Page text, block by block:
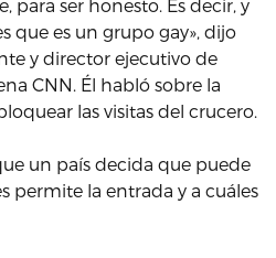
para ser honesto. Es decir, y
que es un grupo gay», dijo
y director ejecutivo de
CNN. Él habló sobre la
las visitas del crucero.
un país decida que puede
permite la entrada y a cuáles